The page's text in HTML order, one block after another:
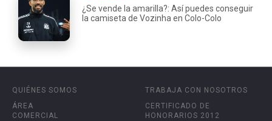
¿Se vende la amarilla?: Así puedes conseguir
la camiseta de Vozinha en Colo-Colo
QUIÉNES SOMOS
ÁREA
COMERCIAL
TRABAJA CON NOSOTROS
CERTIFICADO DE
HONORARIOS 2012